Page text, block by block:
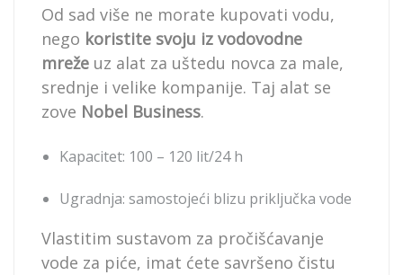
Od sad više ne morate kupovati vodu,
nego koristite svoju iz vodovodne
mreže uz alat za uštedu novca za male,
srednje i velike kompanije. Taj alat se
zove Nobel Business.
Kapacitet: 100 – 120 lit/24 h
Ugradnja: samostojeći blizu priključka vode
Vlastitim sustavom za pročišćavanje
vode za piće, imat ćete savršeno čistu